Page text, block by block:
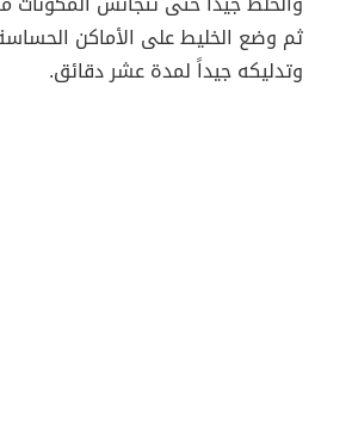
ثم وضع الخليط على الأماكن
وتدليكه جيداً لمدة عشر دقائق.